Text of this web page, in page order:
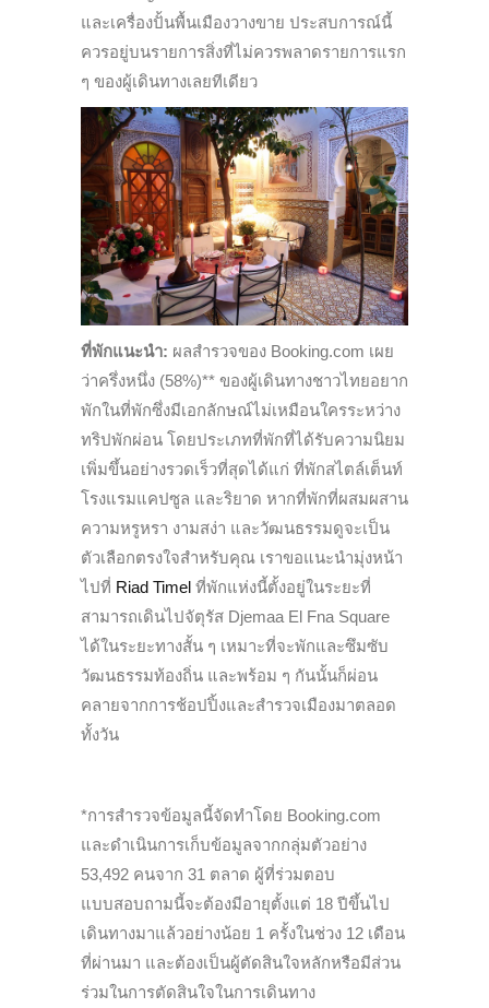
และเครื่องปั้นพื้นเมืองวางขาย ประสบการณ์นี้
ควรอยู่บนรายการสิ่งที่ไม่ควรพลาดรายการแรก
ๆ ของผู้เดินทางเลยทีเดียว
ที่พักแนะนำ: ผลสำรวจของ Booking.com เผย
ว่าครึ่งหนึ่ง (58%)** ของผู้เดินทางชาวไทยอยาก
พักในที่พักซึ่งมีเอกลักษณ์ไม่เหมือนใครระหว่าง
ทริปพักผ่อน โดยประเภทที่พักที่ได้รับความนิยม
เพิ่มขึ้นอย่างรวดเร็วที่สุดได้แก่ ที่พักสไตล์เต็นท์
โรงแรมแคปซูล และริยาด หากที่พักที่ผสมผสาน
ความหรูหรา งามสง่า และวัฒนธรรมดูจะเป็น
ตัวเลือกตรงใจสำหรับคุณ เราขอแนะนำมุ่งหน้า
ไปที่ Riad Timel ที่พักแห่งนี้ตั้งอยู่ในระยะที่
สามารถเดินไปจัตุรัส Djemaa El Fna Square
ได้ในระยะทางสั้น ๆ เหมาะที่จะพักและซึมซับ
วัฒนธรรมท้องถิ่น และพร้อม ๆ กันนั้นก็ผ่อน
คลายจากการช้อปปิ้งและสำรวจเมืองมาตลอด
ทั้งวัน
*การสำรวจข้อมูลนี้จัดทำโดย Booking.com
และดำเนินการเก็บข้อมูลจากกลุ่มตัวอย่าง
53,492 คนจาก 31 ตลาด ผู้ที่ร่วมตอบ
แบบสอบถามนี้จะต้องมีอายุตั้งแต่ 18 ปีขึ้นไป
เดินทางมาแล้วอย่างน้อย 1 ครั้งในช่วง 12 เดือน
ที่ผ่านมา และต้องเป็นผู้ตัดสินใจหลักหรือมีส่วน
ร่วมในการตัดสินใจในการเดินทาง